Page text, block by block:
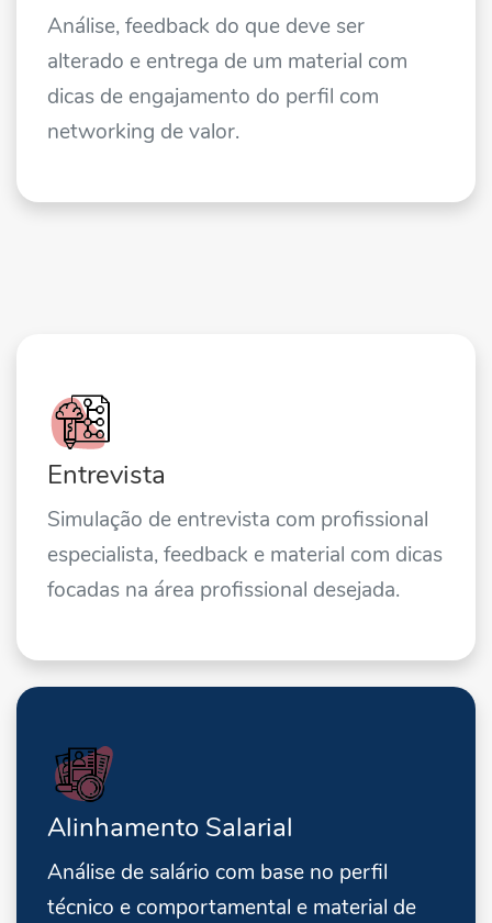
Análise, feedback do que deve ser
alterado e entrega de um material com
dicas de engajamento do perfil com
networking de valor.
Entrevista
Simulação de entrevista com profissional
especialista, feedback e material com dicas
focadas na área profissional desejada.
Alinhamento Salarial
Análise de salário com base no perfil
técnico e comportamental e material de